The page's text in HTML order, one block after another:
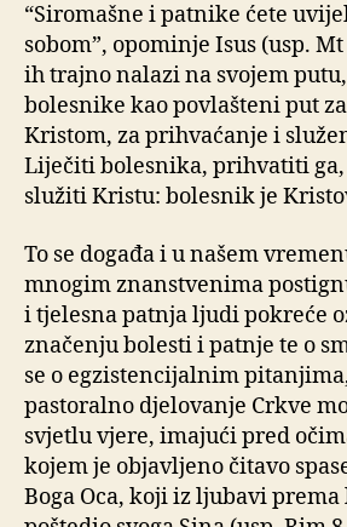
“Siromašne i patnike ćete
sobom”, opominje Isus (usp.
ih trajno nalazi na svojem
bolesnike kao povlašteni put
Kristom, za prihvaćanje i
Liječiti bolesnika, prihvatiti
služiti Kristu: bolesnik je
To se događa i u našem
mnogim znanstvenima
i tjelesna patnja ljudi pokreće
značenju bolesti i patnje te o
se o egzistencijalnim
pastoralno djelovanje Crkve
svjetlu vjere, imajući pred
kojem je objavljeno čitavo
Boga Oca, koji iz ljubavi